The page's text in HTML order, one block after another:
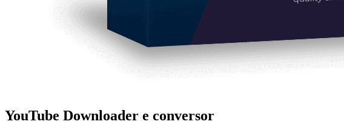
YouTube Downloader e conversor